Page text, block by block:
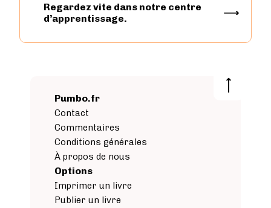
Image
Regardez vite dans notre centre
d’apprentissage.
Pumbo.fr
Contact
Commentaires
Conditions générales
À propos de nous
Options
Imprimer un livre
Publier un livre